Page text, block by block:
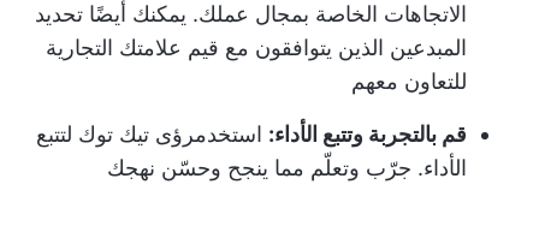
الاتجاهات الخاصة بمجال عملك. يمكنك أيضًا تحديد
المبدعين الذين يتوافقون مع قيم علامتك التجارية
للتعاون معهم
قم بالتجربة وتتبع الأداء: استخدمرؤى تيك توك لتتبع
الأداء. جرّب وتعلّم مما ينجح وحسّن نهجك